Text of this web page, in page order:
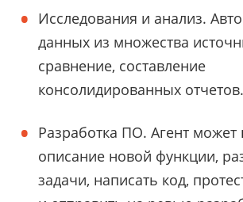
Исследования и анализ.
данных из множества
сравнение, составление
консолидированных отчетов.
Разработка ПО. Агент может
описание новой функции,
задачи, написать код,